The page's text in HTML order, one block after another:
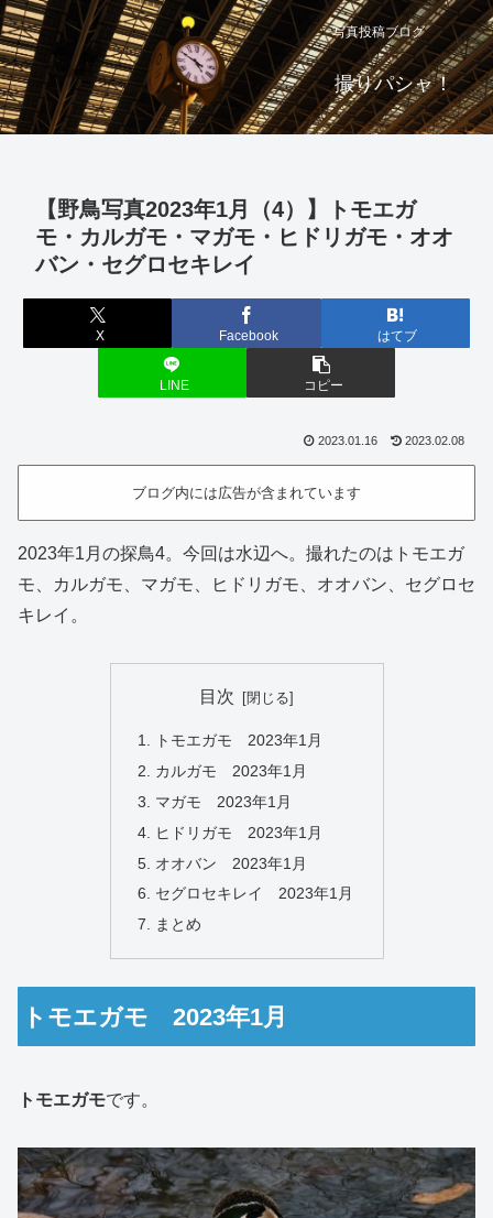
写真投稿ブログ
撮りパシャ！
【野鳥写真2023年1月（4）】トモエガ
モ・カルガモ・マガモ・ヒドリガモ・オオ
バン・セグロセキレイ
X Facebook はてブ
LINE コピー
2023.01.16 2023.02.08
ブログ内には広告が含まれています
2023年1月の探鳥4。今回は水辺へ。撮れたのはトモエガ
モ、カルガモ、マガモ、ヒドリガモ、オオバン、セグロセ
キレイ。
目次
トモエガモ 2023年1月
カルガモ 2023年1月
マガモ 2023年1月
ヒドリガモ 2023年1月
オオバン 2023年1月
セグロセキレイ 2023年1月
まとめ
トモエガモ 2023年1月
トモエガモです。